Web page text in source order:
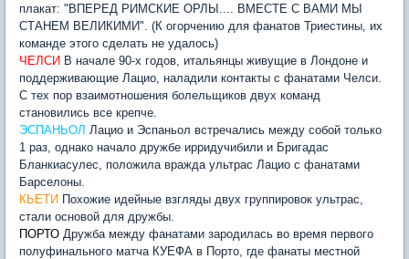
плакат: "ВПЕРЕД РИМСКИЕ ОРЛЫ.... ВМЕСТЕ С ВАМИ МЫ
СТАНЕМ ВЕЛИКИМИ". (К огорчению для фанатов Триестины, их
команде этого сделать не удалось)
ЧЕЛСИ В начале 90-х годов, итальянцы живущие в Лондоне и
поддерживающие Лацио, наладили контакты с фанатами Челси.
С тех пор взаимотношения болельщиков двух команд
становились все крепче.
ЭСПАНЬОЛ Лацио и Эспаньол встречались между собой только
1 раз, однако начало дружбе ирридучибили и Бригадас
Бланкиасулес, положила вражда ультрас Лацио с фанатами
Барселоны.
КЬЕТИ Похожие идейные взгляды двух группировок ультрас,
стали основой для дружбы.
ПОРТО Дружба между фанатами зародилась во время первого
полуфинального матча КУЕФА в Порто, где фанаты местной